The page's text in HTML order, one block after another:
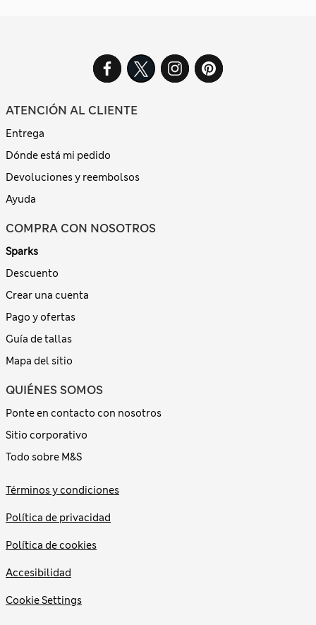
ATENCIÓN AL CLIENTE
Entrega
Dónde está mi pedido
Devoluciones y reembolsos
Ayuda
COMPRA CON NOSOTROS
Sparks
Descuento
Crear una cuenta
Pago y ofertas
Guía de tallas
Mapa del sitio
QUIÉNES SOMOS
Ponte en contacto con nosotros
Sitio corporativo
Todo sobre M&S
Términos y condiciones
Política de privacidad
Política de cookies
Accesibilidad
Cookie Settings